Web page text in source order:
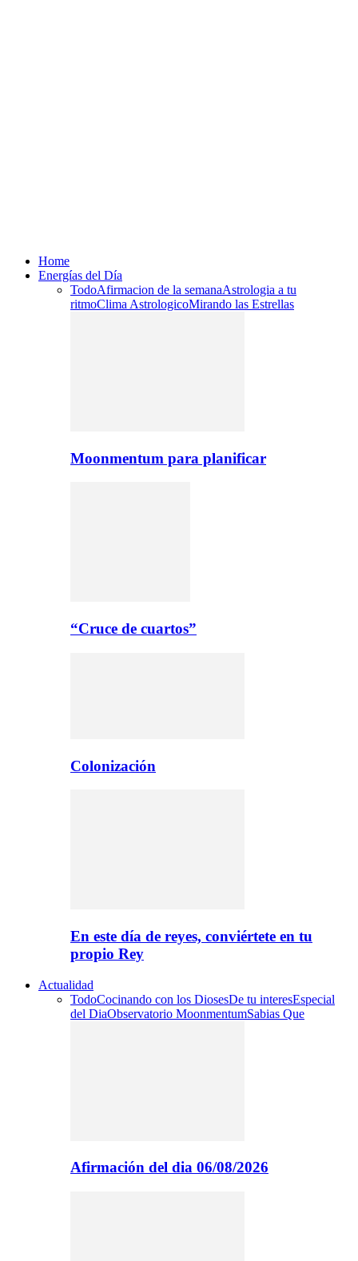
Home
Energías del Día
TodoAfirmacion de la semanaAstrologia a tu
ritmoClima AstrologicoMirando las Estrellas
Moonmentum para planificar
“Cruce de cuartos”
Colonización
En este día de reyes, conviértete en tu
propio Rey
Actualidad
TodoCocinando con los DiosesDe tu interesEspecial
del DiaObservatorio MoonmentumSabias Que
Afirmación del dia 06/08/2026